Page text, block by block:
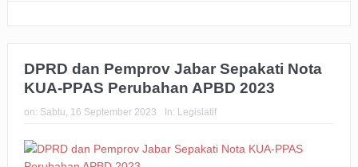
DPRD dan Pemprov Jabar Sepakati Nota
KUA-PPAS Perubahan APBD 2023
on: Sabtu, 16 September 2023 In: Legislatif